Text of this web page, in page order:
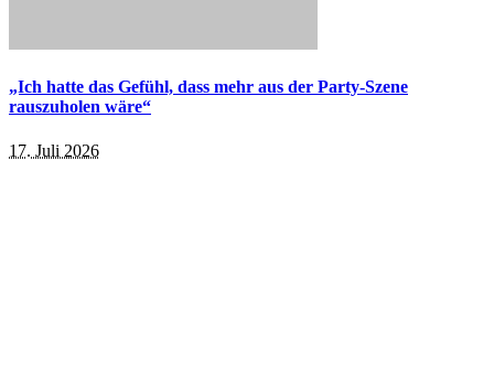
„Ich hatte das Gefühl, dass mehr aus der Party-Szene
rauszuholen wäre“
17. Juli 2026